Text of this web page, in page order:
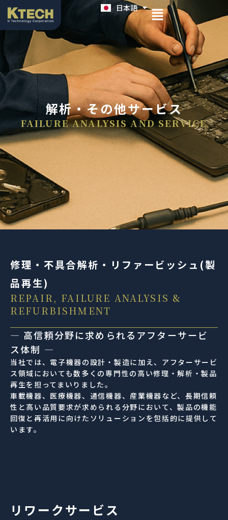
日本語
English
解析・その他サービス
FAILURE ANALYSIS AND SERVICE
修理・不具合解析・リファービッシュ(製
品再生)
REPAIR, FAILURE ANALYSIS &
REFURBISHMENT
― 高信頼分野に求められるアフターサービ
ス体制 ―
当社では、電子機器の設計・製造に加え、アフターサービ
ス領域においても数多くの専門性の高い修理・解析・製品
再生を担ってまいりました。
車載機器、医療機器、通信機器、産業機器など、長期信頼
性と高い品質要求が求められる分野において、製品の機能
回復と再活用に向けたソリューションを包括的に提供して
います。
リワークサービス